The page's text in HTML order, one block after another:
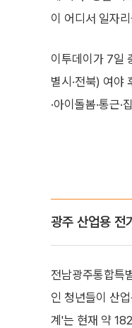
이 어디서 일자
이투데이가 7일
별시·전북) 여야
·아이돌봄·통근
광주 산업용 전
전남광주통합특
인 청년들이 산
계'는 현재 약